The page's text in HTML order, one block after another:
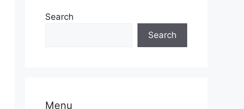
Search
Search
Menu